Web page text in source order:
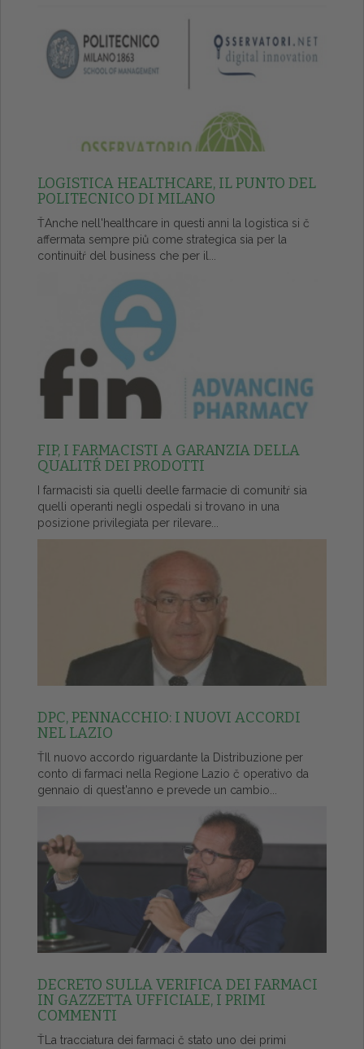
LOGISTICA HEALTHCARE, IL PUNTO DEL
POLITECNICO DI MILANO
ŤAnche nell'healthcare in questi anni la logistica si č
affermata sempre piů come strategica sia per la
continuitŕ del business che per il...
FIP, I FARMACISTI A GARANZIA DELLA
QUALITŔ DEI PRODOTTI
I farmacisti sia quelli deelle farmacie di comunitŕ sia
quelli operanti negli ospedali si trovano in una
posizione privilegiata per rilevare...
DPC, PENNACCHIO: I NUOVI ACCORDI
NEL LAZIO
ŤIl nuovo accordo riguardante la Distribuzione per
conto di farmaci nella Regione Lazio č operativo da
gennaio di quest'anno e prevede un cambio...
DECRETO SULLA VERIFICA DEI FARMACI
IN GAZZETTA UFFICIALE, I PRIMI
COMMENTI
ŤLa tracciatura dei farmaci č stato uno dei primi